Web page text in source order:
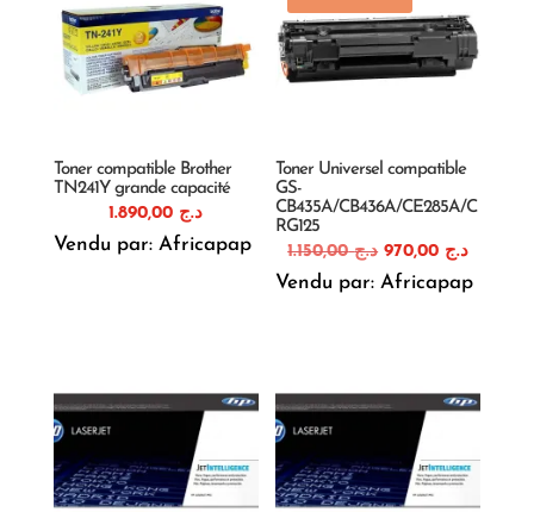
Toner compatible Brother
TN241Y grande capacité
د.ج
Vendu par: Africapap
Toner Universel compatible
GS-
CB435A/CB436A/CE285A/C
RG125
د.ج1.150,00
Le
prix
د.جLe
prix
Vendu par: Africapap